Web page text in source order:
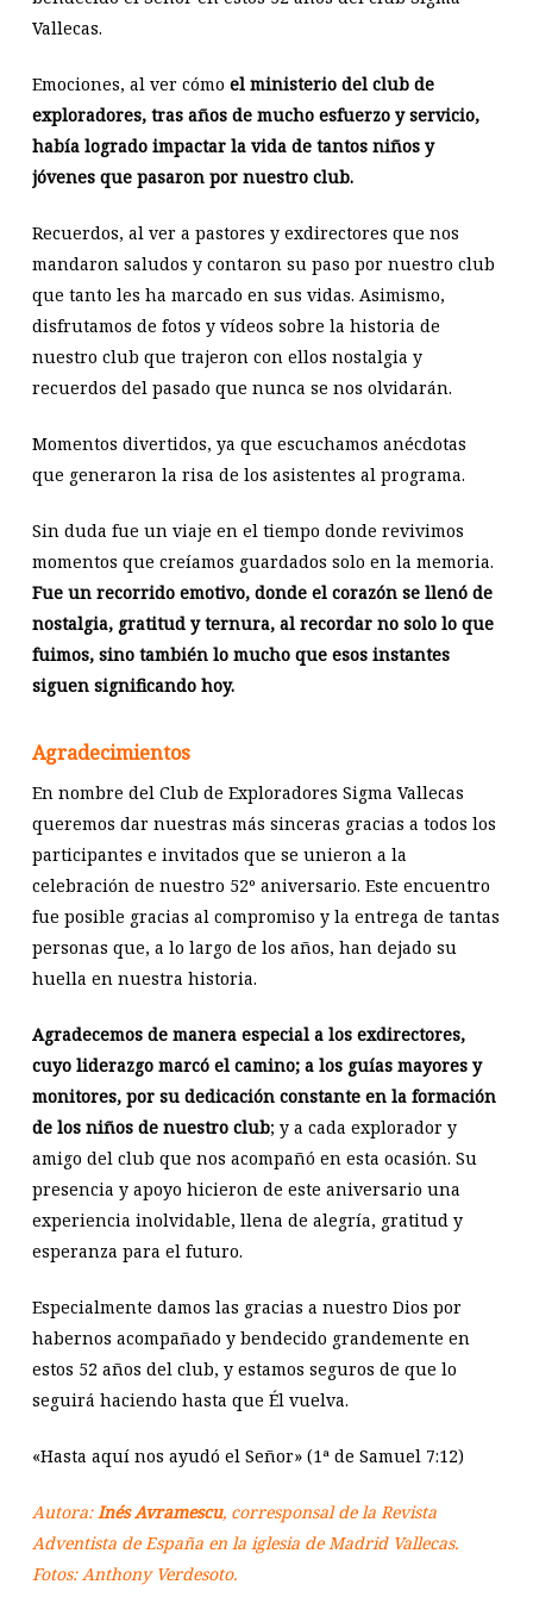
Vallecas.
Emociones, al ver cómo el ministerio del club de
exploradores, tras años de mucho esfuerzo y servicio,
había logrado impactar la vida de tantos niños y
jóvenes que pasaron por nuestro club.
Recuerdos, al ver a pastores y exdirectores que nos
mandaron saludos y contaron su paso por nuestro club
que tanto les ha marcado en sus vidas. Asimismo,
disfrutamos de fotos y vídeos sobre la historia de
nuestro club que trajeron con ellos nostalgia y
recuerdos del pasado que nunca se nos olvidarán.
Momentos divertidos, ya que escuchamos anécdotas
que generaron la risa de los asistentes al programa.
Sin duda fue un viaje en el tiempo donde revivimos
momentos que creíamos guardados solo en la memoria.
Fue un recorrido emotivo, donde el corazón se llenó de
nostalgia, gratitud y ternura, al recordar no solo lo que
fuimos, sino también lo mucho que esos instantes
siguen significando hoy.
Agradecimientos
En nombre del Club de Exploradores Sigma Vallecas
queremos dar nuestras más sinceras gracias a todos los
participantes e invitados que se unieron a la
celebración de nuestro 52º aniversario. Este encuentro
fue posible gracias al compromiso y la entrega de tantas
personas que, a lo largo de los años, han dejado su
huella en nuestra historia.
Agradecemos de manera especial a los exdirectores,
cuyo liderazgo marcó el camino; a los guías mayores y
monitores, por su dedicación constante en la formación
de los niños de nuestro club; y a cada explorador y
amigo del club que nos acompañó en esta ocasión. Su
presencia y apoyo hicieron de este aniversario una
experiencia inolvidable, llena de alegría, gratitud y
esperanza para el futuro.
Especialmente damos las gracias a nuestro Dios por
habernos acompañado y bendecido grandemente en
estos 52 años del club, y estamos seguros de que lo
seguirá haciendo hasta que Él vuelva.
«Hasta aquí nos ayudó el Señor» (1ª de Samuel 7:12)
Autora:Inés Avramescu, corresponsal de la Revista
Adventista de España en la iglesia de Madrid Vallecas.
Fotos: Anthony Verdesoto.